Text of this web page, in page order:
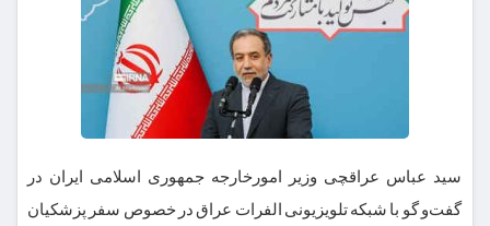
سید عباس عراقچی وزیر امورخارجه جمهوری اسلامی ایران در
گفت‌و گو با شبکه تلویزیونی الفرات عراق در خصوص سفر پزشکیان